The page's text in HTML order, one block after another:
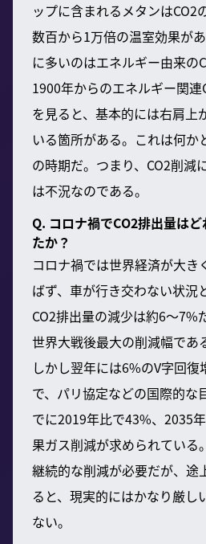
ップに含まれるメタンはCO2
数百から1万倍の温室効果が
に多いのはエネルギー由来の
1900年からのエネルギー関連
を見ると、基本的には右肩上
いる箇所がある。これは何か
の時期だ。つまり、CO2削減
は不況なのである。
Q. コロナ禍でCO2排出量は
たか？
コロナ禍では世界経済が大き
ばず、車が行き交わない状況
CO2排出量の減少は約6〜7%
世界大戦後最大の削減幅であ
しかし翌年には6%のV字回
で、パリ協定などの国際的な
でに2019年比で43%、2035
果ガス削減が求められている
継続的な削減が必要だが、途
ると、現実的にはかなり厳し
ない。